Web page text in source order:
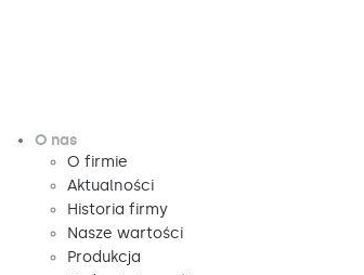
O nas
O firmie
Aktualności
Historia firmy
Nasze wartości
Produkcja